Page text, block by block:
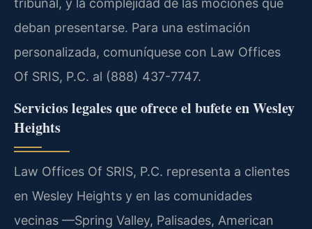
tribunal, y la complejidad de las mociones que
deban presentarse. Para una estimación
personalizada, comuníquese con Law Offices
Of SRIS, P.C. al (888) 437-7747.
Servicios legales que ofrece el bufete en Wesley
Heights
Law Offices Of SRIS, P.C. representa a clientes
en Wesley Heights y en las comunidades
vecinas —Spring Valley, Palisades, American